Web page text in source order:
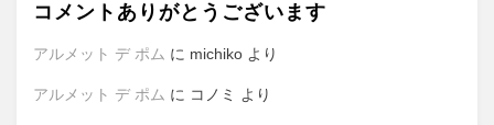
コメントありがとうございます
アルメット デ ポム に michiko より
アルメット デ ポム に コノミ より